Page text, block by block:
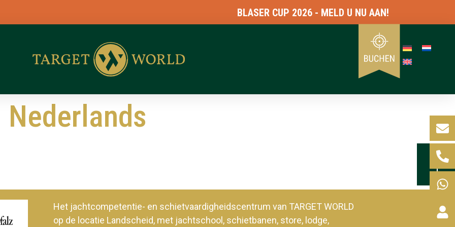
BLASER CUP 2026 - MELD U NU AAN!
Het jachtcompetentie- en schietvaardigheidscentrum van TARGET WORLD
op de locatie Landscheid, met jachtschool, schietbanen, store, lodge,